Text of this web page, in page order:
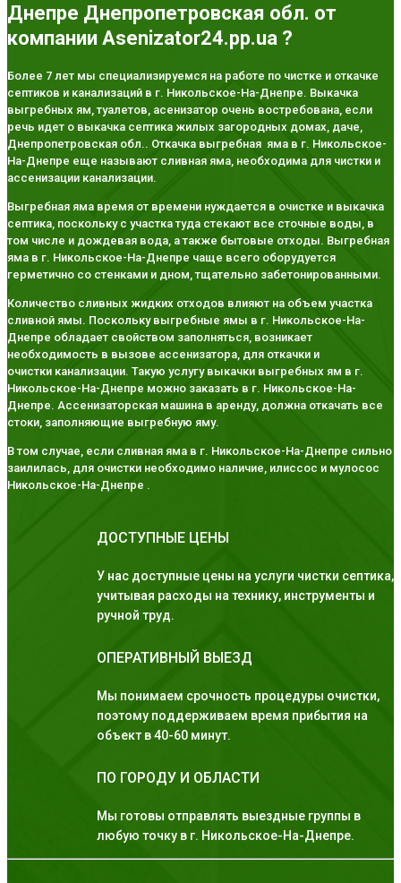
Днепре Днепропетровская обл. от
компании Asenizator24.pp.ua ?
Более 7 лет мы специализируемся на работе по чистке и откачке
септиков и канализаций в г. Никольское-На-Днепре. Выкачка
выгребных ям, туалетов, асенизатор очень востребована, если
речь идет о выкачка септика жилых загородных домах, даче,
Днепропетровская обл.. Откачка выгребная яма в г. Никольское-
На-Днепре еще называют сливная яма, необходима для чистки и
ассенизации канализации.
Выгребная яма время от времени нуждается в очистке и выкачка
септика, поскольку с участка туда стекают все сточные воды, в
том числе и дождевая вода, а также бытовые отходы. Выгребная
яма в г. Никольское-На-Днепре чаще всего оборудуется
герметично со стенками и дном, тщательно забетонированными.
Количество сливных жидких отходов влияют на объем участка
сливной ямы. Поскольку выгребные ямы в г. Никольское-На-
Днепре обладает свойством заполняться, возникает
необходимость в вызове ассенизатора, для откачки и
очистки канализации. Такую услугу выкачки выгребных ям в г.
Никольское-На-Днепре можно заказать в г. Никольское-На-
Днепре. Ассенизаторская машина в аренду, должна откачать все
стоки, заполняющие выгребную яму.
В том случае, если сливная яма в г. Никольское-На-Днепре сильно
заилилась, для очистки необходимо наличие, илиссос и мулосос
Никольское-На-Днепре .
ДОСТУПНЫЕ ЦЕНЫ
У нас доступные цены на услуги чистки септика,
учитывая расходы на технику, инструменты и
ручной труд.
ОПЕРАТИВНЫЙ ВЫЕЗД
Мы понимаем срочность процедуры очистки,
поэтому поддерживаем время прибытия на
объект в 40-60 минут.
ПО ГОРОДУ И ОБЛАСТИ
Мы готовы отправлять выездные группы в
любую точку в г. Никольское-На-Днепре.